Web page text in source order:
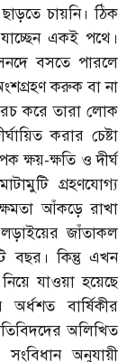
চায়নি। ঠিক
যাচ্ছেন একই পথে।
বসতে পারলে
করুক বা না
করে তারা লোক
করার চেষ্টা
ক্ষয়-ক্ষতি ও দীর্ঘ
গ্রহণযোগ্য
আঁকড়ে রাখা
জাঁতাকল
বছর। কিন্তু এখন
যাওয়া হয়েছে
বার্ষিকীর
অলিখিত
অনুযায়ী